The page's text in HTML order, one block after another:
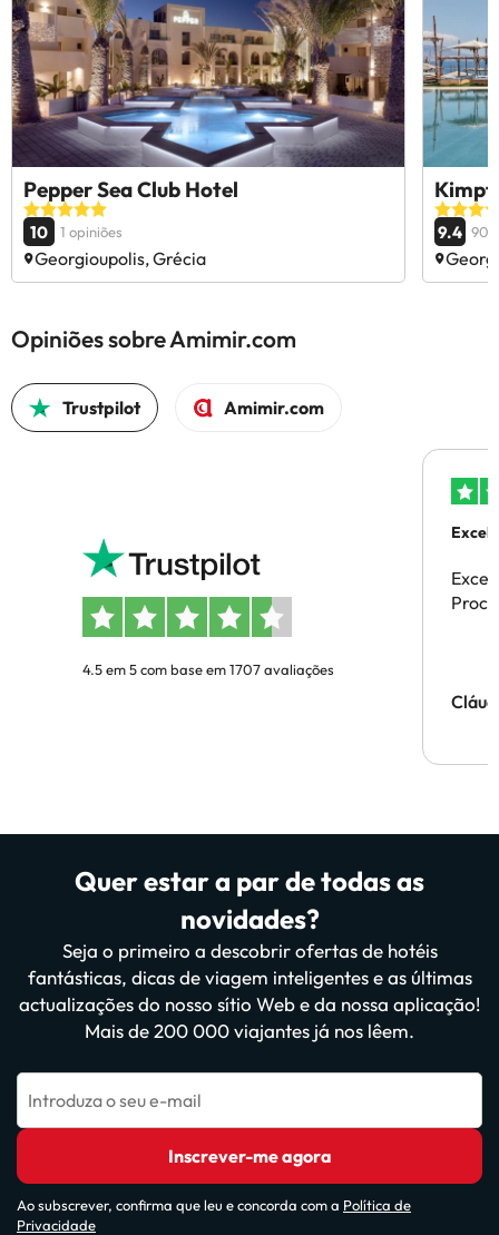
Pepper Sea Club Hotel
10 1 opiniões
Georgioupolis, Grécia
9.4 902
Opiniões sobre Amimir.com
Trustpilot Amimir.com
4.5 em 5 com base em 1707 avaliações
Quer estar a par de todas as
novidades?
Seja o primeiro a descobrir ofertas de hotéis
fantásticas, dicas de viagem inteligentes e as últimas
actualizações do nosso sítio Web e da nossa aplicação!
Mais de 200 000 viajantes já nos lêem.
Introduza o seu e-mail
Inscrever-me agora
Ao subscrever, confirma que leu e concorda com a Política de
Privacidade